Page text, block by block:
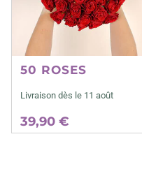
50 ROSES
Livraison dès le 11 août
39,90 €